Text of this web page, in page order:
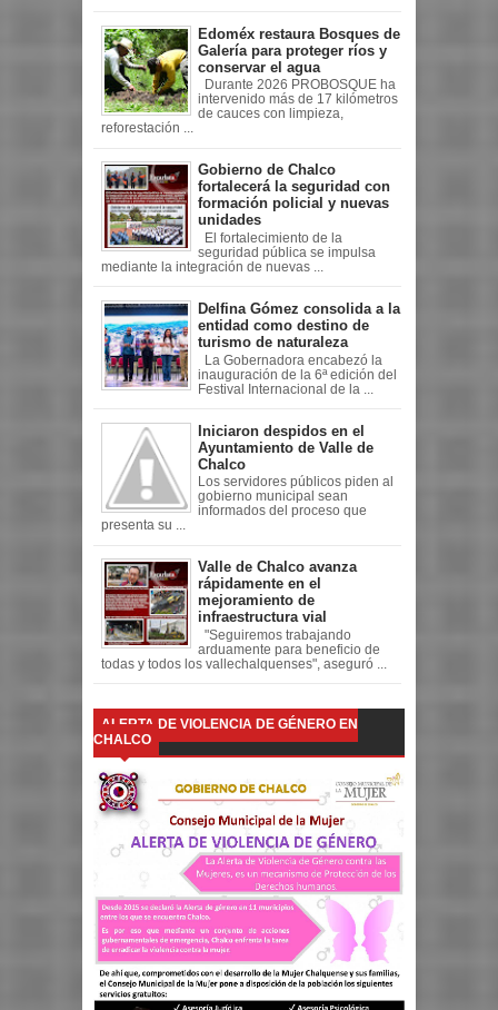
Edoméx restaura Bosques de
Galería para proteger ríos y
conservar el agua
Durante 2026 PROBOSQUE ha
intervenido más de 17 kilómetros
de cauces con limpieza,
reforestación ...
Gobierno de Chalco
fortalecerá la seguridad con
formación policial y nuevas
unidades
El fortalecimiento de la
seguridad pública se impulsa
mediante la integración de nuevas ...
Delfina Gómez consolida a la
entidad como destino de
turismo de naturaleza
La Gobernadora encabezó la
inauguración de la 6ª edición del
Festival Internacional de la ...
Iniciaron despidos en el
Ayuntamiento de Valle de
Chalco
Los servidores públicos piden al
gobierno municipal sean
informados del proceso que
presenta su ...
Valle de Chalco avanza
rápidamente en el
mejoramiento de
infraestructura vial
"Seguiremos trabajando
arduamente para beneficio de
todas y todos los vallechalquenses", aseguró ...
ALERTA DE VIOLENCIA DE GÉNERO EN
CHALCO